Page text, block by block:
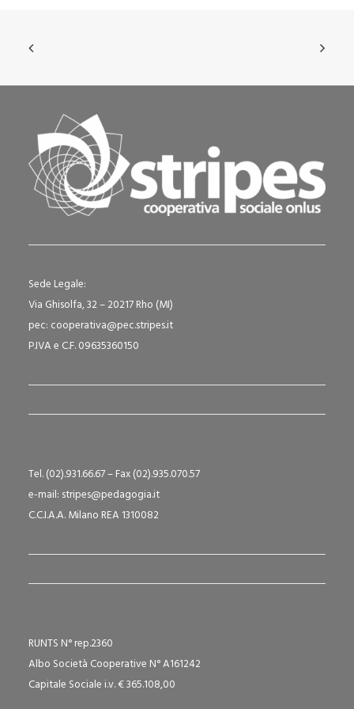
Sede Legale:
Via Ghisolfa, 32 – 20217 Rho (MI)
pec: cooperativa@pec.stripes.it
P.IVA e C.F. 09635360150
Tel. (02).931.66.67 – Fax (02).935.070.57
e-mail: stripes@pedagogia.it
C.C.I.A.A. Milano REA 1310082
RUNTS N° rep.2360
Albo Società Cooperative N° A161242
Capitale Sociale i.v. € 365.108,00